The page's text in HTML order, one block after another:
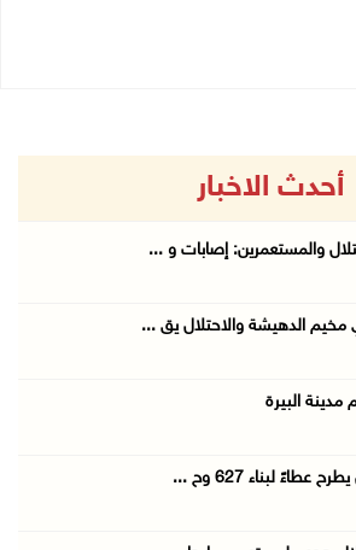
أحدث الاخبار
والمستعمرين: إصابات و ...
مخيم الدهيشة والاحتلال يق ...
مدينة البيرة
عطاءً لبناء 627 وح ...